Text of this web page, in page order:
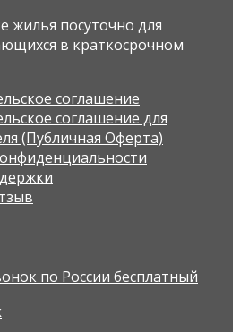
жилья посуточно для
в краткосрочном
соглашение
соглашение для
(Публичная Оферта)
по России бесплатный